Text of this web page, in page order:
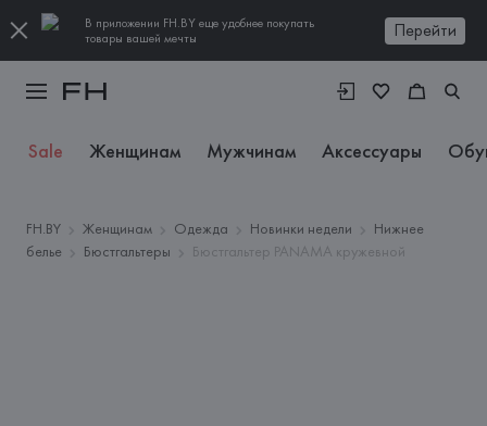
В приложении FH.BY еще удобнее покупать
товары вашей мечты
Перейти
Sale Женщинам Мужчинам Аксессуары
FH.BY Женщинам Одежда Новинки недели
Нижнее
белье
Бюстгальтеры Бюстгальтер PANAMA кружевной